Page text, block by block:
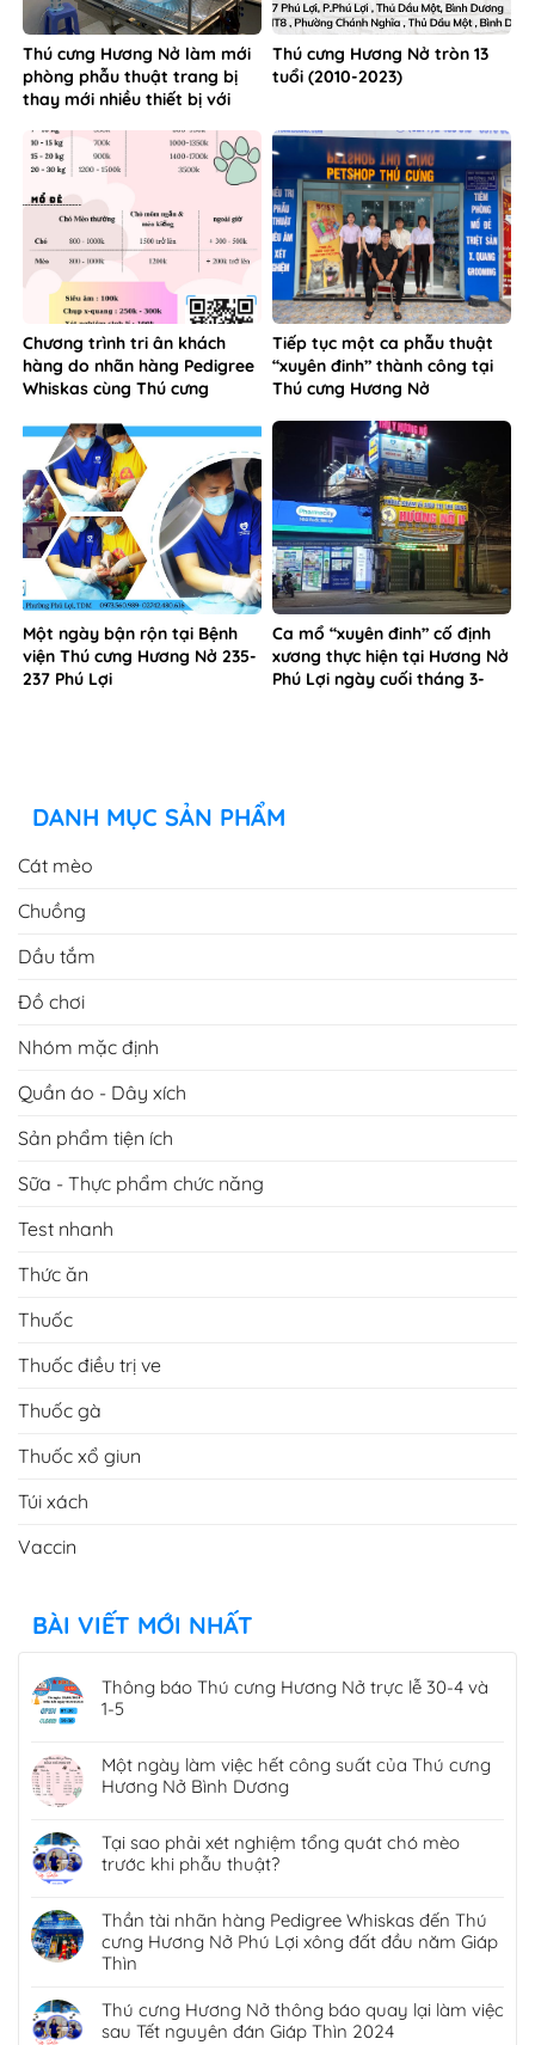
Thú cưng Hương Nở làm mới
phòng phẫu thuật trang bị
thay mới nhiều thiết bị với
Thú cưng Hương Nở tròn 13
tuổi (2010-2023)
Chương trình tri ân khách
hàng do nhãn hàng Pedigree
Whiskas cùng Thú cưng
Tiếp tục một ca phẫu thuật
“xuyên đinh” thành công tại
Thú cưng Hương Nở
Một ngày bận rộn tại Bệnh
viện Thú cưng Hương Nở 235-
237 Phú Lợi
Ca mổ “xuyên đinh” cố định
xương thực hiện tại Hương Nở
Phú Lợi ngày cuối tháng 3-
DANH MỤC SẢN PHẨM
Cát mèo
Chuồng
Dầu tắm
Đồ chơi
Nhóm mặc định
Quần áo - Dây xích
Sản phẩm tiện ích
Sữa - Thực phẩm chức năng
Test nhanh
Thức ăn
Thuốc
Thuốc điều trị ve
Thuốc gà
Thuốc xổ giun
Túi xách
Vaccin
BÀI VIẾT MỚI NHẤT
Thông báo Thú cưng Hương Nở trực lễ 30-4 và
1-5
Một ngày làm việc hết công suất của Thú cưng
Hương Nở Bình Dương
Tại sao phải xét nghiệm tổng quát chó mèo
trước khi phẫu thuật?
Thần tài nhãn hàng Pedigree Whiskas đến Thú
cưng Hương Nở Phú Lợi xông đất đầu năm Giáp
Thìn
Thú cưng Hương Nở thông báo quay lại làm việc
sau Tết nguyên đán Giáp Thìn 2024